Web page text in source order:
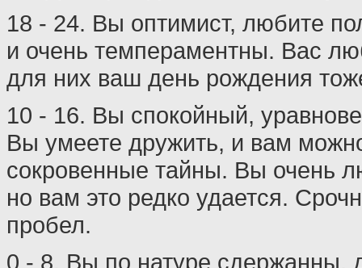
18 - 24. Вы оптимист, любите
и очень темпераментны. Вас
для них ваш день рождения
10 - 16. Вы спокойный,
Вы умеете дружить, и вам
сокровенные тайны. Вы очень
но вам это редко удается.
пробел.
0 - 8. Вы по натуре сдержанны,